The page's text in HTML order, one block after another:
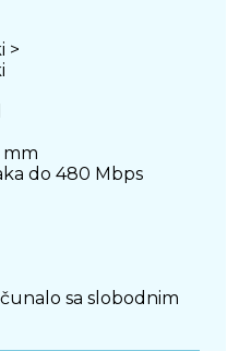
>
mm
do 480 Mbps
sa slobodnim